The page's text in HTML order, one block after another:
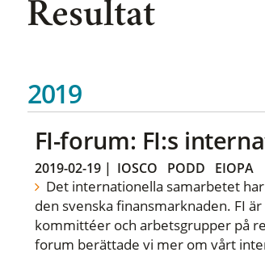
Resultat
2019
FI-forum: FI:s
2019-02-19| IOSCO PODD EIOPA
Det internationella samarbetet
den svenska finansmarknaden. FI
kommittéer och arbetsgrupper på
forum berättade vi mer om vårt